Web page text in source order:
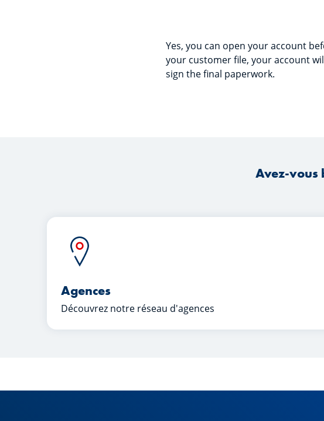
Yes, you can open your account
your customer file, your account
sign the final paperwork.
Avez-vous
Agences
Découvrez notre réseau d'agences